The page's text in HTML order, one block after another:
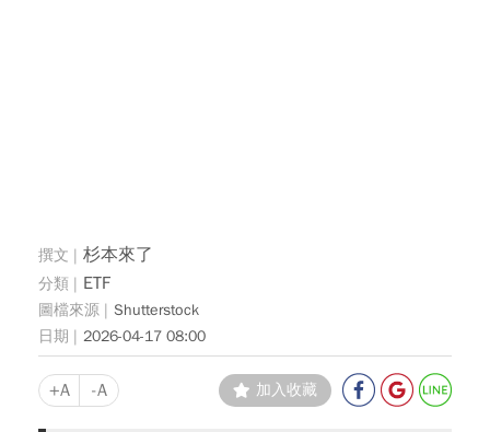
杉本來了
ETF
Shutterstock
2026-04-17 08:00
+A -A 加入收藏